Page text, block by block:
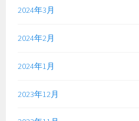
2024年3月
2024年2月
2024年1月
2023年12月